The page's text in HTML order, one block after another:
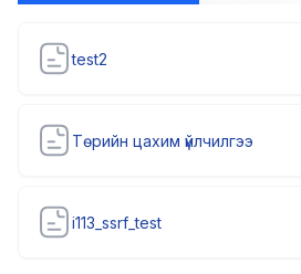
test2
Төрийн цахим үйлчилгээ
i113_ssrf_test